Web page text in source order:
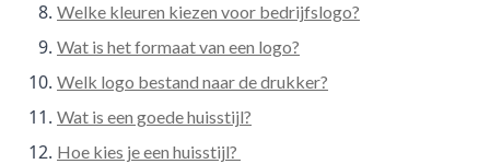
Welke kleuren kiezen voor bedrijfslogo?
Wat is het formaat van een logo?
Welk logo bestand naar de drukker?
Wat is een goede huisstijl?
Hoe kies je een huisstijl?